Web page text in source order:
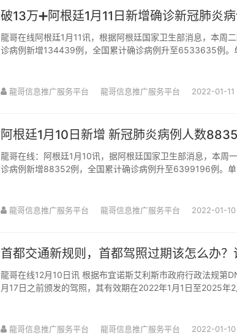
破13万➕阿根廷1月11日新增确诊新冠肺炎
龍哥在线阿根廷1月11讯，根据阿根廷国家卫生部消息，本周
诊病例新增134439例，全国累计确诊病例升至6533635例。
龍哥信息推广服务平台 龍哥信息推广服务平台 2022-01-11
阿根廷1月10日新增 新冠肺炎病例人数
龍哥在线：阿根廷1月10讯，据阿根廷国家卫生部消息，本周
诊病例新增88352例，全国累计确诊病例升至6399196例。单
龍哥信息推广服务平台 龍哥信息推广服务平台 2022-01-10
首都交通新规则，首都驾照过期该怎么办？
龍哥在线12月10日讯 根据布宜诺斯艾利斯市政府行政法规第
月17日之前颁发的驾照，其有效期在2022年1月1日至2025年
龍哥信息推广服务平台 龍哥信息推广服务平台 2022-01-10